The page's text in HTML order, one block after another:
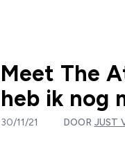
Meet The
heb ik nog
30/11/21 DOOR JUST